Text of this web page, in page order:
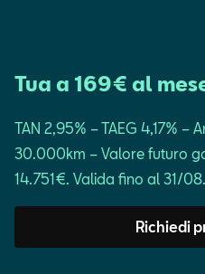
Configuratore
Tua a 169€ al
TAN 2,95% – TAEG 4,17%
30.000km – Valore futuro
14.751€. Valida fino al 31/08.
Richiedi